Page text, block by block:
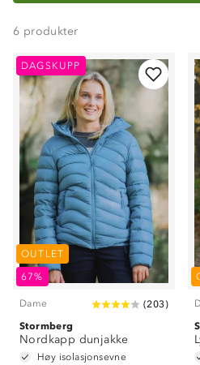
6 produkter
DAGSKUPP
OUTLET
67%
Dame (203)
Stormberg
Nordkapp dunjakke
Høy isolasjonsevne